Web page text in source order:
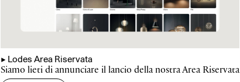
▲ Lodes Area Riservata
Siamo lieti di annunciare il lancio della nostra Area Riservata